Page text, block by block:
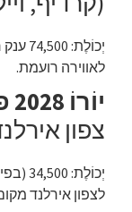
לאווירה רועמת.
יוֹרוֹ 2028 פארק קייסמנט
צפון
לצפון אירלנד